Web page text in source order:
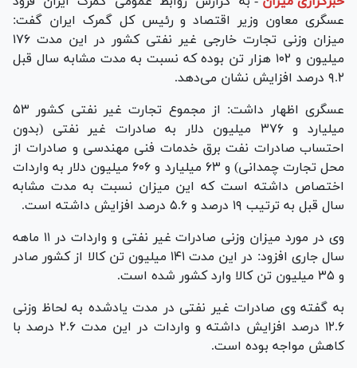
عسگری معاون وزیر اقتصاد و رئیس کل گمرک ایران گفت:
میزان وزنی تجارت خارجی غیر نفتی کشور در این مدت ۱۷۶
میلیون و ۱۰۲ هزار تن بوده که نسبت به مدت مشابه سال قبل
۹.۲ درصد افزایش نشان می‌دهد.
عسگری اظهار داشت: از مجموع تجارت غیر نفتی کشور ۵۳
میلیارد و ۳۷۶ میلیون دلار به صادرات غیر نفتی (بدون
احتساب صادرات نفت برق خدمات فنی مهندسی و صادرات از
محل تجارت چمدانی) و ۶۳ میلیارد و ۶۰۶ میلیون دلار به واردات
اختصاص داشته است که این میزان نسبت به مدت مشابه
سال قبل به ترتیب ۱۹ درصد و ۵.۶ درصد افزایش داشته است.
وی در مورد میزان وزنی صادرات غیر نفتی و واردات در ۱۱ ماهه
سال جاری افزود: در این مدت ۱۴۱ میلیون تن کالا از کشور صادر
و ۳۵ میلیون تن کالا وارد کشور شده است.
به گفته وی صادرات غیر نفتی در مدت یاد‌شده به لحاظ وزنی
۱۲.۶ درصد افزایش داشته و واردات در این مدت ۲.۶ درصد با
کاهش مواجه بوده است.